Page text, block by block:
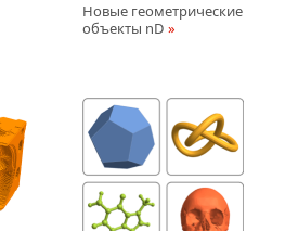
Новые геометрические
объекты nD